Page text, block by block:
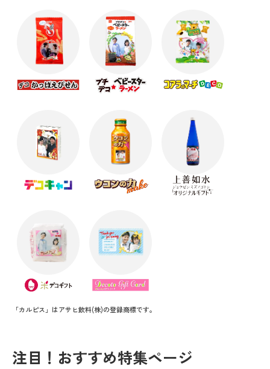
バレンタインはオリジナルギフトで！
オリジナルギフトでバレンタイン★☆
クリスマスにおすすめのオリジナルギフト☆彡
寒くなる季節に向けてかわいいギフトの準備を始め
ようっ
【ハロウィンまで残り1か月】Cuteなオリジナルギフ
ト！
帰省の手土産はオリジナルのお菓子でサプラーイズ
ッ！
＼ 夏にオススメ ／ お得なキャンペーン情報！！
【購入者“全員”対象】父の日キャンペーン実施中！
母の日にオリジナルお菓子で感謝を伝えよう
「カルピス」はアサヒ飲料(株)の登録商標です。
注目！おすすめ特集ページ